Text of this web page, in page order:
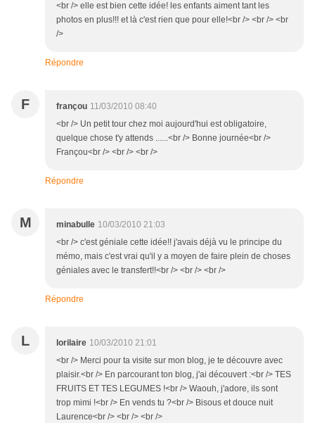
<br /> elle est bien cette idée! les enfants aiment tant les
photos en plus!!! et là c'est rien que pour elle!<br /> <br /> <br
/>
Répondre
F françou 11/03/2010 08:40
<br /> Un petit tour chez moi aujourd'hui est obligatoire,
quelque chose t'y attends ......<br /> Bonne journée<br />
Françou<br /> <br /> <br />
Répondre
M minabulle 10/03/2010 21:03
<br /> c'est géniale cette idée!! j'avais déjà vu le principe du
mémo, mais c'est vrai qu'il y a moyen de faire plein de choses
géniales avec le transfert!!<br /> <br /> <br />
Répondre
L lorilaire 10/03/2010 21:01
<br /> Merci pour ta visite sur mon blog, je te découvre avec
plaisir.<br /> En parcourant ton blog, j'ai découvert :<br /> TES
FRUITS ET TES LEGUMES !<br /> Waouh, j'adore, ils sont
trop mimi !<br /> En vends tu ?<br /> Bisous et douce nuit
Laurence<br /> <br /> <br />